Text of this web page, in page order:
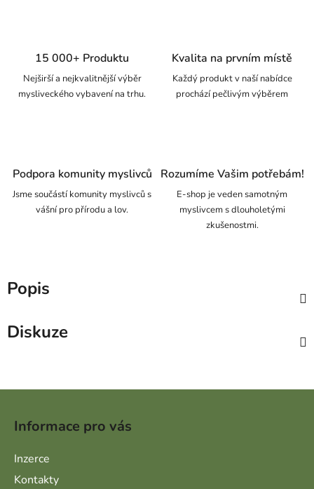
15 000+ Produktu
Nejširší a nejkvalitnější výběr
mysliveckého vybavení na trhu.
Kvalita na prvním místě
Každý produkt v naší nabídce
prochází pečlivým výběrem
Podpora komunity myslivců
Jsme součástí komunity myslivců s
vášní pro přírodu a lov.
Rozumíme Vašim potřebám!
E-shop je veden samotným
myslivcem s dlouholetými
zkušenostmi.
Popis
Diskuze
Informace pro vás
Inzerce
Kontakty